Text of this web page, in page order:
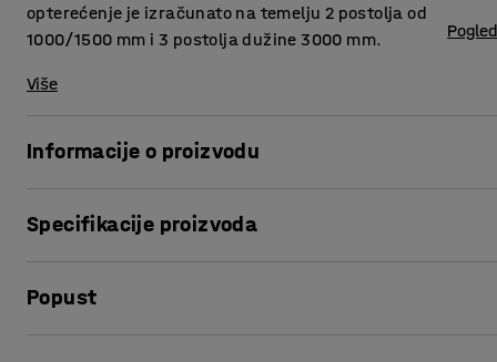
opterećenje je izračunato na temelju 2 postolja od
1000/1500 mm i 3 postolja dužine 3000 mm.
Više
Informacije o proizvodu
trake omogućuje prilagodbu za različite vrste robe kako bi
ima osovinu s oprugom od 8 mm. Nosivost se odnosi na
Specifikacije proizvoda
Širina: 660
Popust